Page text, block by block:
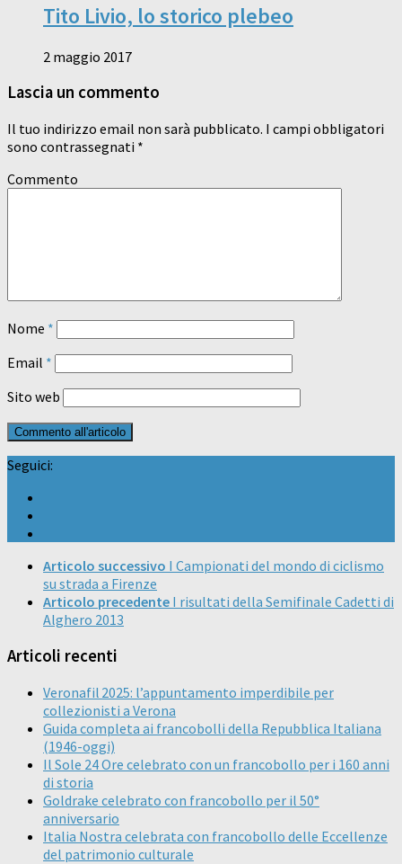
Tito Livio, lo storico plebeo
2 maggio 2017
Lascia un commento
Il tuo indirizzo email non sarà pubblicato. I campi obbligatori
sono contrassegnati *
Commento
Nome *
Email *
Sito web
Seguici:
Articolo successivo I Campionati del mondo di ciclismo
su strada a Firenze
Articolo precedente I risultati della Semifinale Cadetti di
Alghero 2013
Articoli recenti
Veronafil 2025: l’appuntamento imperdibile per
collezionisti a Verona
Guida completa ai francobolli della Repubblica Italiana
(1946-oggi)
Il Sole 24 Ore celebrato con un francobollo per i 160 anni
di storia
Goldrake celebrato con francobollo per il 50°
anniversario
Italia Nostra celebrata con francobollo delle Eccellenze
del patrimonio culturale